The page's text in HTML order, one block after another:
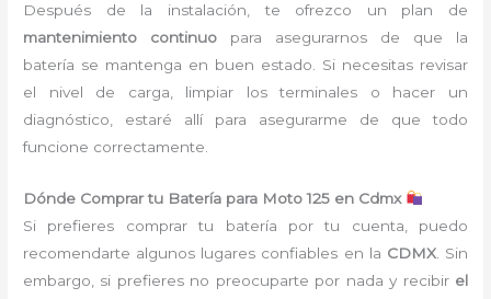
Después de la instalación, te ofrezco un plan de
mantenimiento continuo para asegurarnos de que la
batería se mantenga en buen estado. Si necesitas revisar
el nivel de carga, limpiar los terminales o hacer un
diagnóstico, estaré allí para asegurarme de que todo
funcione correctamente.
Dónde Comprar tu Batería para Moto 125 en Cdmx
Si prefieres comprar tu batería por tu cuenta, puedo
recomendarte algunos lugares confiables en la CDMX. Sin
embargo, si prefieres no preocuparte por nada y recibir el